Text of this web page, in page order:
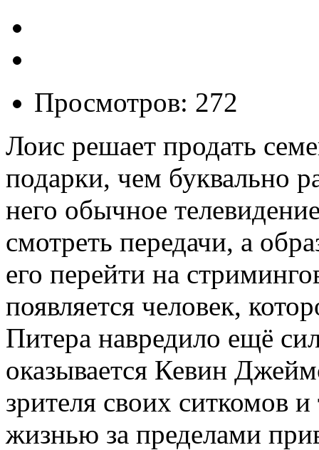
Просмотров: 272
Лоис решает продать
подарки, чем буквально
него обычное
смотреть передачи, а
его перейти на
появляется человек,
Питера навредило ещё
оказывается Кевин
зрителя своих ситкомов и
жизнью за пределами